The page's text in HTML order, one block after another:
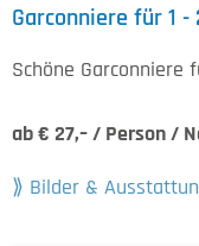
Garconniere für 1 -
Schöne Garconniere
ab € 27,– / Person /
Bilder &